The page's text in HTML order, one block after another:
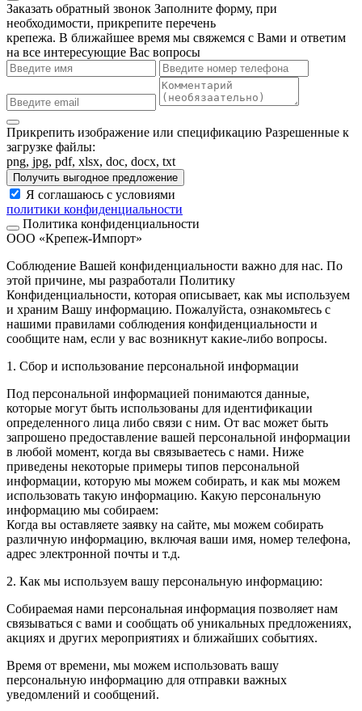
Заказать обратный звонок Заполните форму, при
необходимости, прикрепите перечень
крепежа. В ближайшее время мы свяжемся с Вами и ответим
на все интересующие Вас вопросы
Прикрепить изображение или спецификацию Разрешенные к
загрузке файлы:
png, jpg, pdf, xlsx, doc, docx, txt
Получить выгодное предложение
Я соглашаюсь с условиями
политики конфиденциальности
Политика конфиденциальности
ООО «Крепеж-Импорт»
Соблюдение Вашей конфиденциальности важно для нас. По
этой причине, мы разработали Политику
Конфиденциальности, которая описывает, как мы используем
и храним Вашу информацию. Пожалуйста, ознакомьтесь с
нашими правилами соблюдения конфиденциальности и
сообщите нам, если у вас возникнут какие-либо вопросы.
1. Сбор и использование персональной информации
Под персональной информацией понимаются данные,
которые могут быть использованы для идентификации
определенного лица либо связи с ним. От вас может быть
запрошено предоставление вашей персональной информации
в любой момент, когда вы связываетесь с нами. Ниже
приведены некоторые примеры типов персональной
информации, которую мы можем собирать, и как мы можем
использовать такую информацию. Какую персональную
информацию мы собираем:
Когда вы оставляете заявку на сайте, мы можем собирать
различную информацию, включая ваши имя, номер телефона,
адрес электронной почты и т.д.
2. Как мы используем вашу персональную информацию:
Собираемая нами персональная информация позволяет нам
связываться с вами и сообщать об уникальных предложениях,
акциях и других мероприятиях и ближайших событиях.
Время от времени, мы можем использовать вашу
персональную информацию для отправки важных
уведомлений и сообщений.